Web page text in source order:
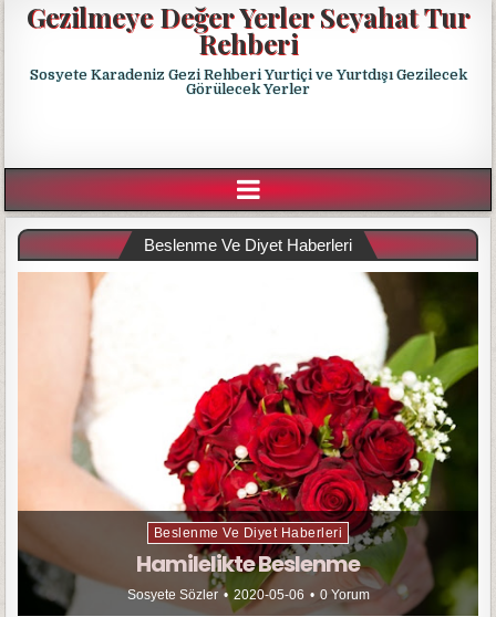
Gezilmeye Değer Yerler Seyahat Tur
Rehberi
Sosyete Karadeniz Gezi Rehberi Yurtiçi ve Yurtdışı Gezilecek
Görülecek Yerler
Beslenme Ve Diyet Haberleri
Beslenme Ve Diyet Haberleri
Hamilelikte Beslenme
Sosyete Sözler 2020-05-06 0 Yorum